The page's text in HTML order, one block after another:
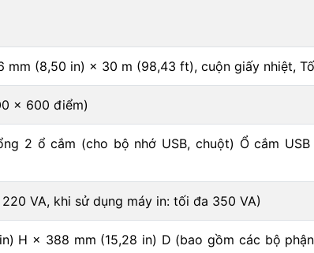
mm (8,50 in) × 30 m (98,43 ft), cuộn giấy nhiệt,
× 600 điểm)
2 ổ cắm (cho bộ nhớ USB, chuột) Ổ cắm
VA, khi sử dụng máy in: tối đa 350 VA)
H × 388 mm (15,28 in) D (bao gồm các bộ